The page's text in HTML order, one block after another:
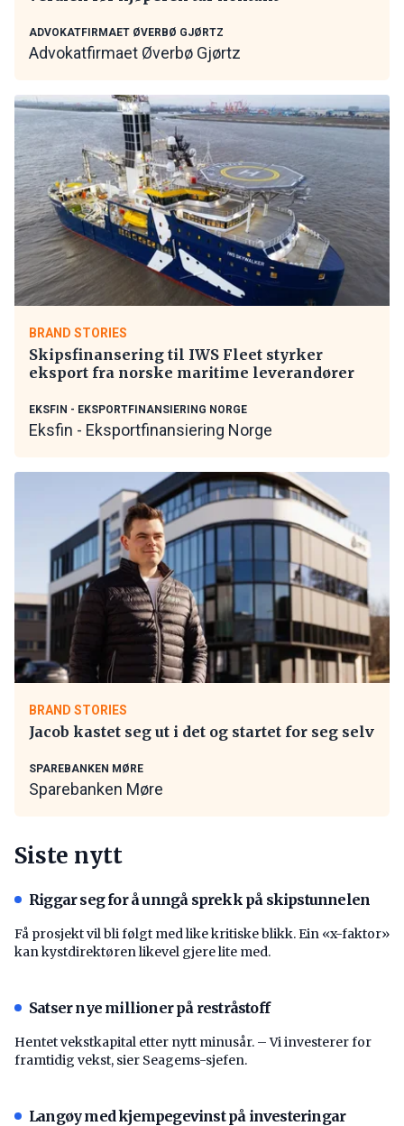
ADVOKATFIRMAET ØVERBØ GJØRTZ
Advokatfirmaet Øverbø Gjørtz
BRAND STORIES
Skipsfinansering til IWS Fleet styrker
eksport fra norske maritime leverandører
EKSFIN - EKSPORTFINANSIERING NORGE
Eksfin - Eksportfinansiering Norge
BRAND STORIES
Jacob kastet seg ut i det og startet for seg selv
SPAREBANKEN MØRE
Sparebanken Møre
Siste nytt
Riggar seg for å unngå sprekk på skipstunnelen
Få prosjekt vil bli følgt med like kritiske blikk. Ein «x-faktor»
kan kystdirektøren likevel gjere lite med.
Satser nye millioner på restråstoff
Hentet vekstkapital etter nytt minusår. – Vi investerer for
framtidig vekst, sier Seagems-sjefen.
Langøy med kjempegevinst på investeringar